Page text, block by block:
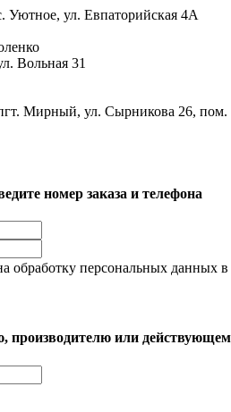
Уютное, ул. Евпаторийская 4А
Вольная 31
Мирный, ул. Сырникова 26, пом.
номер заказа и телефона
обработку персональных данных в
производителю или